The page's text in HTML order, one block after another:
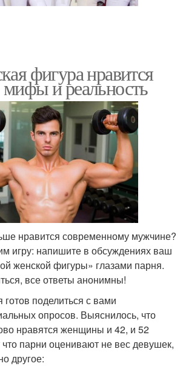
фигура нравится
и реальность
нравится современному мужчине?
игру: напишите в обсуждениях ваш
женской фигуры» глазами парня.
все ответы анонимны!
поделиться с вами
опросов. Выяснилось, что
нравятся женщины и 42, и 52
парни оценивают не вес девушек,
другое: